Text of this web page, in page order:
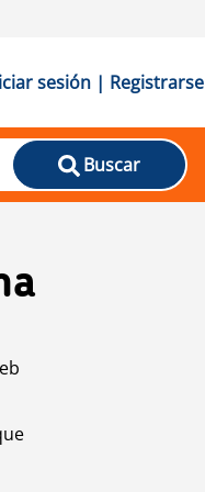
sesión | Registrarse
Buscar